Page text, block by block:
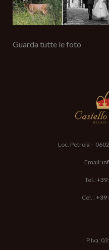
Acconsento al trattamento
articoli 7, 13 e 23 del
Guarda tutte le foto
Loc. Petroia –
Email:
Tel.: +39
Cel. : +39
P.Iva: